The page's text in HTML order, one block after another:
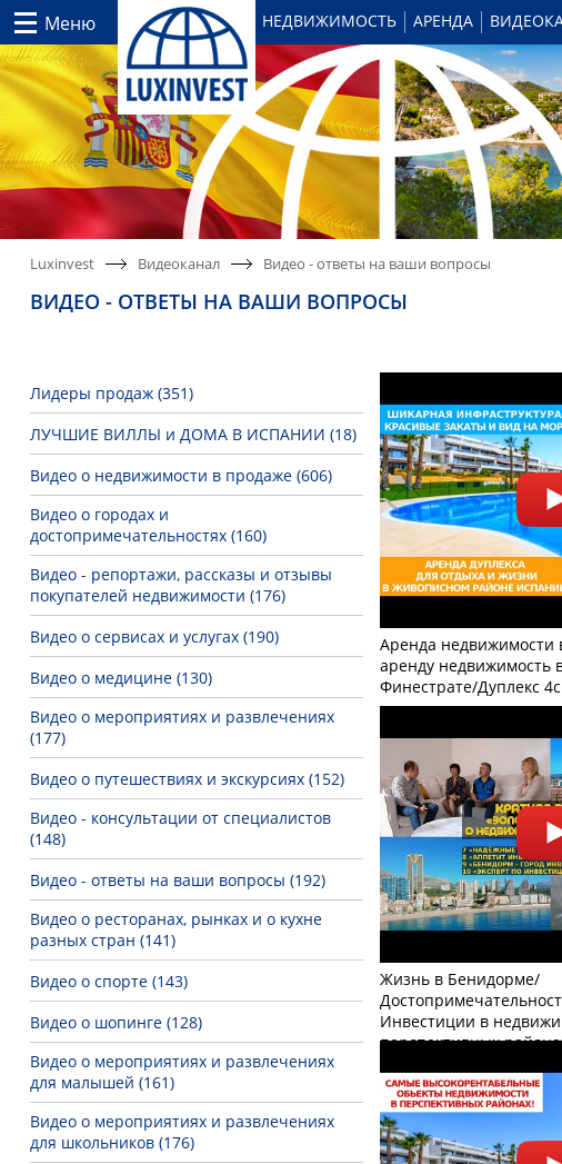
Меню НЕДВИЖИМОСТЬ АРЕНДА
Luxinvest Видеоканал Видео - ответы на ваши вопросы
ВИДЕО - ОТВЕТЫ НА ВАШИ ВОПРОСЫ
Лидеры продаж (351)
ЛУЧШИЕ ВИЛЛЫ и ДОМА В ИСПАНИИ (18)
Видео о недвижимости в продаже (606)
Видео о городах и
достопримечательностях (160)
Видео - репортажи, рассказы и отзывы
покупателей недвижимости (176)
Видео о сервисах и услугах (190)
Видео о медицине (130)
Видео о мероприятиях и развлечениях
(177)
Видео о путешествиях и экскурсиях (152)
Видео - консультации от специалистов
(148)
Видео - ответы на ваши вопросы (192)
Видео о ресторанах, рынках и о кухне
разных стран (141)
Видео о спорте (143)
Видео о шопинге (128)
Видео о мероприятиях и развлечениях
для малышей (161)
Видео о мероприятиях и развлечениях
для школьников (176)
Аренда недвижимости
аренду недвижимость
Финестрате/Дуплекс
Жизнь в Бенидорме/
Инвестиции в
перспективных